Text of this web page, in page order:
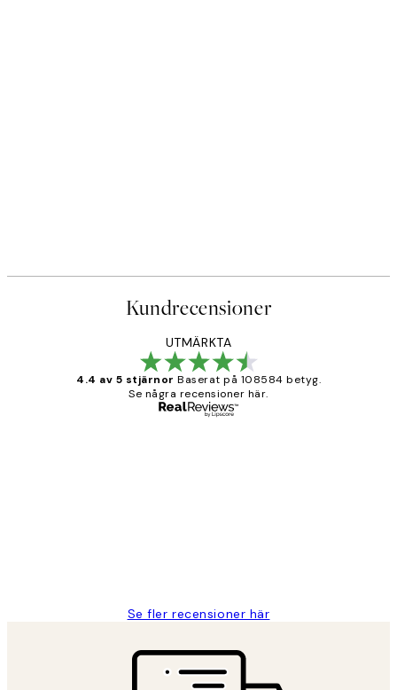
Kundrecensioner
UTMÄRKTA
4.4 av 5 stjärnor Baserat på 108584 betyg.
Se några recensioner här.
Se fler recensioner här